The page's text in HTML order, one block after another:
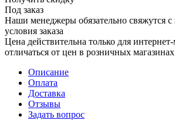
Под заказ
Наши менеджеры обязательно свяжутся с
условия заказа
Цена действительна только для
отличаться от цен в розничных магазинах
Описание
Оплата
Доставка
Отзывы
Задать вопрос